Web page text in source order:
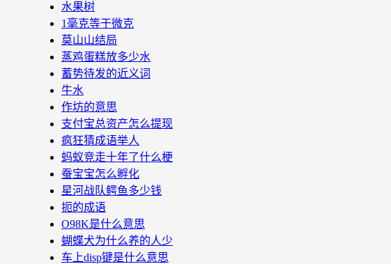
水果树
1毫克等于微克
莫山山结局
蒸鸡蛋糕放多少水
蓄势待发的近义词
牛水
作坊的意思
支付宝总资产怎么提现
疯狂猜成语举人
蚂蚁竞走十年了什么梗
蚕宝宝怎么孵化
星河战队鳄鱼多少钱
扼的成语
O98K是什么意思
蝴蝶犬为什么养的人少
车上disp键是什么意思